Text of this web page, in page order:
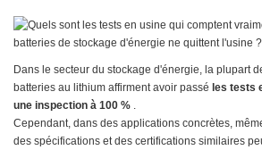
Dans le secteur du stockage d'énergie, la plupart
batteries au lithium affirment avoir passé les tests
une inspection à 100 % .
Cependant, dans des applications concrètes,
des spécifications et des certifications similaires